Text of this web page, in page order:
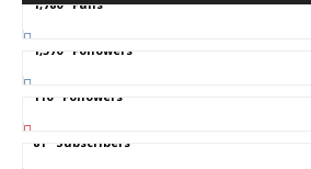
1,780 Fans
1,570
Followers
110
Followers
81
Subscribers